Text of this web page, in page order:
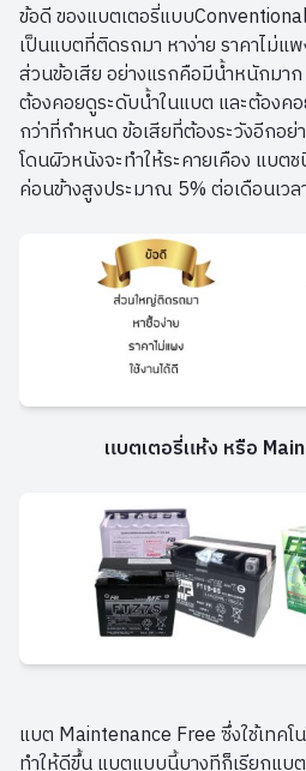
ข้อดี ของแบตเตอรี่แบบ
เป็นแบตที่ติดรถมา หาง่าย ราคาไม่แพ
ส่วนข้อเสีย อย่างแรกคือมีน้ำหนักมา
ต้องคอยดูระดับน้ำในแบต และต้องค
กว่าที่กำหนด ข้อเสียที่ต้องระวังอีกอย่
โดนผิวหนังจะทำให้ระคายเคือง แบต
ค่อนข้างสูงประมาณ 5% ต่อเดือนเวล
แบตเตอรี่แห้ง หรือ
แบต Maintenance Free ซึ่งใช้เทคโ
ทำให้ดีขึ้น แบตแบบนี้บางทีก็เรียกแบต